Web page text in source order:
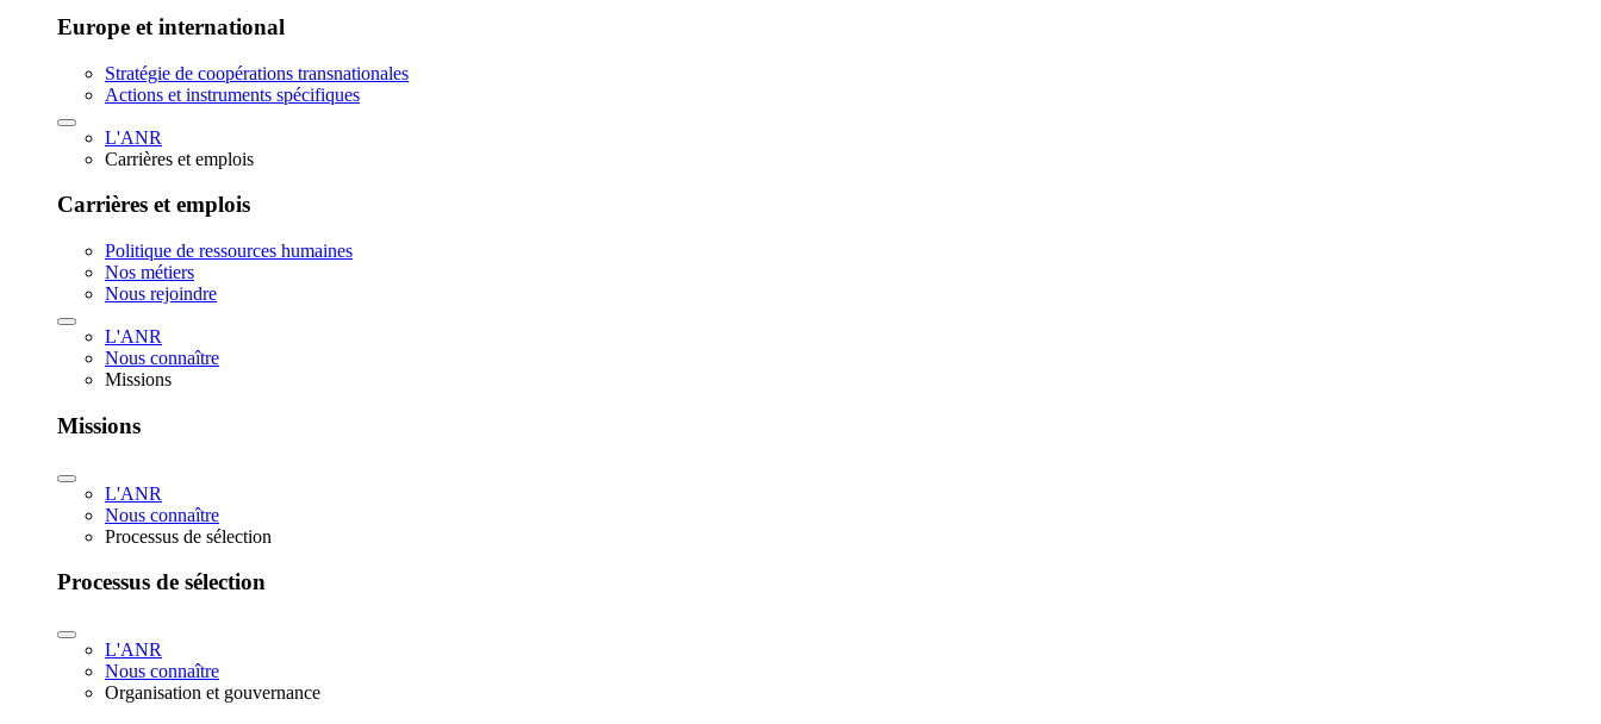
Europe et international
Stratégie de coopérations transnationales
Actions et instruments spécifiques
L'ANR
Carrières et emplois
Carrières et emplois
Politique de ressources humaines
Nos métiers
Nous rejoindre
L'ANR
Nous connaître
Missions
Missions
L'ANR
Nous connaître
Processus de sélection
Processus de sélection
L'ANR
Nous connaître
Organisation et gouvernance